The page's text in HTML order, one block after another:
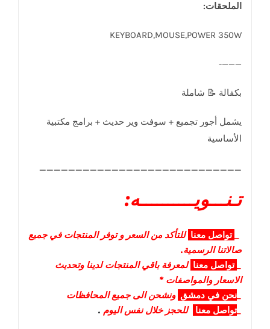
الملحقات:
KEYBOARD,MOUSE,POWER 350W
———-
بكفالة 📝 شاملة
يشمل أجور تجميع + سوفت وير حديث + برامج مكتبية
الأساسية
____________________________
تـنـــويــــــــــه:
تواصل معنا للتأكد من السعر و توفر المنتجات في جميع
صالاتنا الرسمية.
تواصل معنا لمعرفة باقي المنتجات لدينا وتحديث
الاسعار والمواصفات *
نحن في دمشق ونشحن الى جميع المحافظات
تواصل معنا للحجز خلال نفس اليوم .